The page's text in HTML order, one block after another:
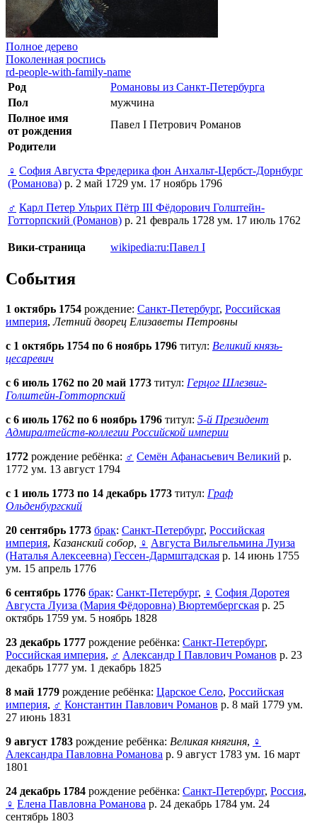
Полное дерево
Поколенная роспись
rd-people-with-family-name
Род
Романовы из Санкт-Петербурга
Пол
мужчина
Полное имя
от рождения
Павел I Петрович Романов
Родители
♀ София Августа Фредерика фон Анхальт-Цербст-Дорнбург
(Романова) р. 2 май 1729 ум. 17 ноябрь 1796
♂ Карл Петер Ульрих Пётр III Фёдорович Голштейн-
Готторпский (Романов) р. 21 февраль 1728 ум. 17 июль 1762
Вики-страница wikipedia:ru:Павел I
События
1 октябрь 1754 рождение: Санкт-Петербург, Российская
империя,Летний дворец Елизаветы Петровны
с 1 октябрь 1754 по 6 ноябрь 1796 титул: Великий князь-
цесаревич
с 6 июль 1762 по 20 май 1773 титул: Герцог Шлезвиг-
Голштейн-Готторпский
с 6 июль 1762 по 6 ноябрь 1796 титул: 5-й Президент
Адмиралтейств-коллегии Российской империи
1772 рождение ребёнка: ♂ Семён Афанасьевич Великий р.
1772 ум. 13 август 1794
с 1 июль 1773 по 14 декабрь 1773 титул: Граф
Ольденбургский
20 сентябрь 1773 брак: Санкт-Петербург, Российская
империя, Казанский собор, ♀ Августа Вильгельмина Луиза
(Наталья Алексеевна) Гессен-Дармштадская р. 14 июнь 1755
ум. 15 апрель 1776
6 сентябрь 1776 брак: Санкт-Петербург, ♀ София Доротея
Августа Луиза (Мария Фёдоровна) Вюртембергская р. 25
октябрь 1759 ум. 5 ноябрь 1828
23 декабрь 1777 рождение ребёнка: Санкт-Петербург,
Российская империя, ♂ Александр I Павлович Романов р. 23
декабрь 1777 ум. 1 декабрь 1825
8 май 1779 рождение ребёнка: Царское Село, Российская
империя, ♂ Константин Павлович Романов р. 8 май 1779 ум.
27 июнь 1831
9 август 1783 рождение ребёнка: Великая княгиня, ♀
Александра Павловна Романова р. 9 август 1783 ум. 16 март
1801
24 декабрь 1784 рождение ребёнка: Санкт-Петербург, Россия,
♀ Елена Павловна Романова р. 24 декабрь 1784 ум. 24
сентябрь 1803